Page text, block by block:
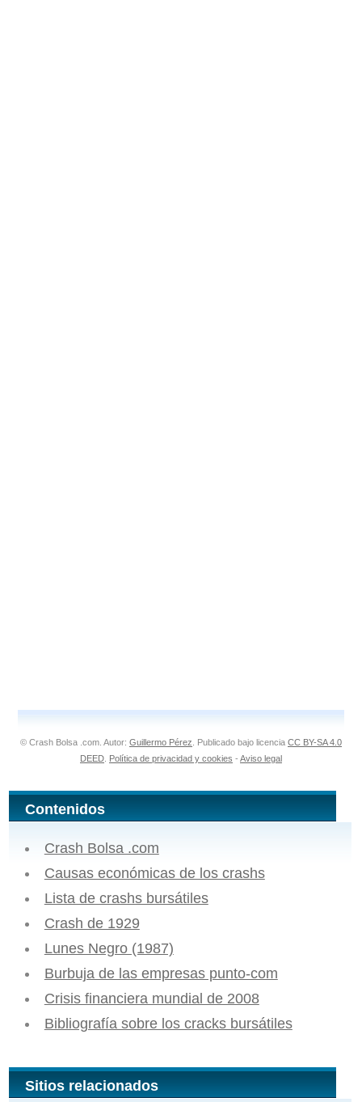
Contenidos
Crash Bolsa .com
Causas económicas de los crashs
Lista de crashs bursátiles
Crash de 1929
Lunes Negro (1987)
Burbuja de las empresas punto-com
Crisis financiera mundial de 2008
Bibliografía sobre los cracks bursátiles
Sitios relacionados
© Crash Bolsa .com. Autor: Guillermo Pérez . Publicado bajo licencia CC BY-SA 4.0
DEED Política de privacidad y cookies - Aviso legal